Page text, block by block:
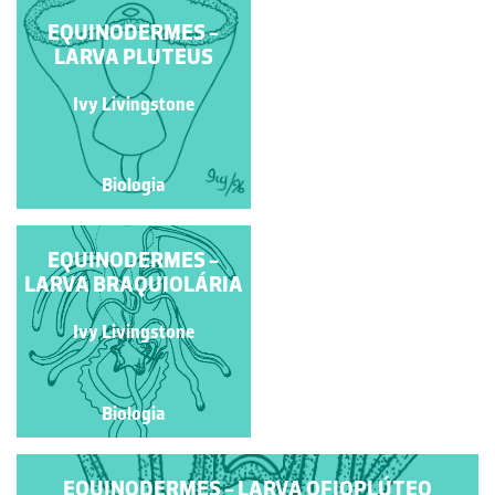
ASTERINA GIBBOSA
Marília Santos
Biologia
EQUINODERMES -
LARVA PLUTEUS
Ivy Livingstone
Biologia
EQUINODERMES -
LARVA
EQUINOPLÚTEO
Ivy Livingstone
Biologia
EQUINODERMES - LARVA OFIOPLÚTEO
EQUINODERMES -
LARVA BRAQUIOLÁRIA
Ivy Livingstone
Biologia